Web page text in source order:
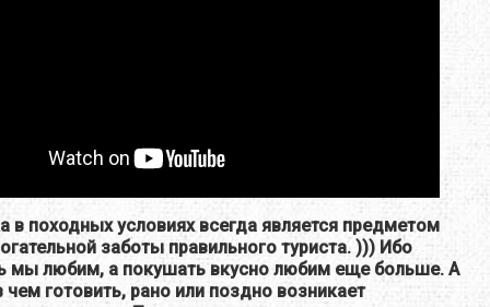
в походных условиях всегда является предметом
заботы правильного туриста. ))) Ибо
мы любим, а покушать вкусно любим еще больше. А
чем готовить, рано или поздно возникает